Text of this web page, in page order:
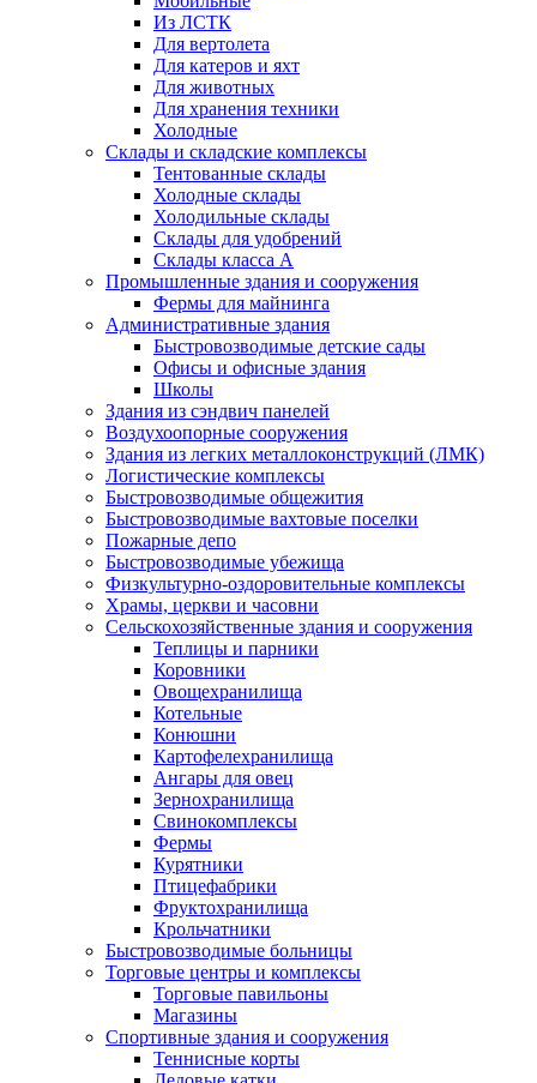
Из ЛСТК
Для вертолета
Для катеров и яхт
Для животных
Для хранения техники
Холодные
Склады и складские комплексы
Тентованные склады
Холодные склады
Холодильные склады
Склады для удобрений
Склады класса А
Промышленные здания и сооружения
Фермы для майнинга
Административные здания
Быстровозводимые детские сады
Офисы и офисные здания
Школы
Здания из сэндвич панелей
Воздухоопорные сооружения
Здания из легких металлоконструкций (ЛМК)
Логистические комплексы
Быстровозводимые общежития
Быстровозводимые вахтовые поселки
Пожарные депо
Быстровозводимые убежища
Физкультурно-оздоровительные комплексы
Храмы, церкви и часовни
Сельскохозяйственные здания и сооружения
Теплицы и парники
Коровники
Овощехранилища
Котельные
Конюшни
Картофелехранилища
Ангары для овец
Зернохранилища
Свинокомплексы
Фермы
Курятники
Птицефабрики
Фруктохранилища
Крольчатники
Быстровозводимые больницы
Торговые центры и комплексы
Торговые павильоны
Магазины
Спортивные здания и сооружения
Теннисные корты